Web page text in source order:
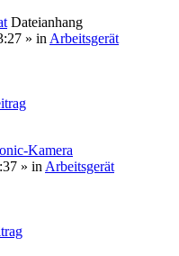
Dateianhang
» in Arbeitsgerät
Kamera
» in Arbeitsgerät